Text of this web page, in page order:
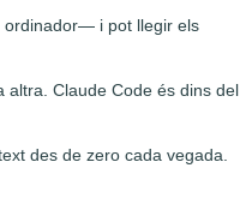
ordinador— i pot llegir els
altra. Claude Code és dins del
des de zero cada vegada.